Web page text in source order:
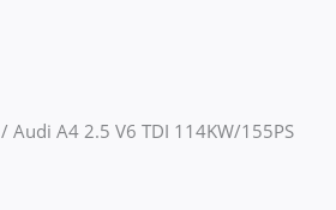
/ Audi A4 2.5 V6 TDI 114KW/155PS